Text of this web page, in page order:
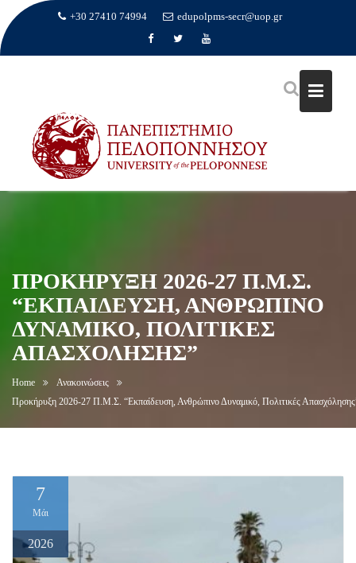
+30 27410 74994 edupolpms-secr@uop.gr
ΠΡΟΚΉΡΥΞΗ 2026-27 Π.Μ.Σ.
“ΕΚΠΑΊΔΕΥΣΗ, ΑΝΘΡΏΠΙΝΟ
ΔΥΝΑΜΙΚΌ, ΠΟΛΙΤΙΚΈΣ
ΑΠΑΣΧΌΛΗΣΗΣ”
Home
Ανακοινώσεις
Προκήρυξη 2026-27 Π.Μ.Σ. “Εκπαίδευση, Ανθρώπινο Δυναμικό, Πολιτικές
7
Μάι
2026